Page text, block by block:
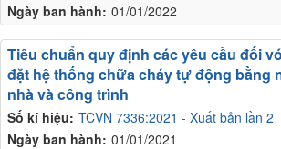
Ngày ban hành: 01/01/2022
Số kí hiệu: TCVN 7336:2021 - Xuất bản lần 2
Ngày ban hành: 01/01/2021
Tiêu chuẩn quy định các yêu cầu đối
đặt hệ thống chữa cháy tự động bằng
nhà và công trình